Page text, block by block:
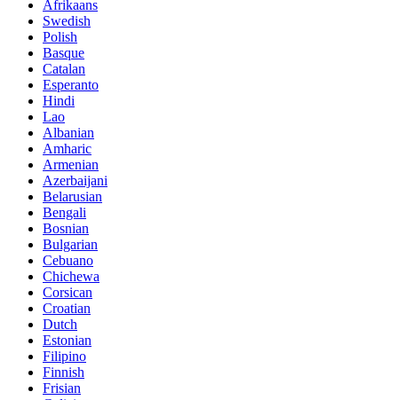
Afrikaans
Swedish
Polish
Basque
Catalan
Esperanto
Hindi
Lao
Albanian
Amharic
Armenian
Azerbaijani
Belarusian
Bengali
Bosnian
Bulgarian
Cebuano
Chichewa
Corsican
Croatian
Dutch
Estonian
Filipino
Finnish
Frisian